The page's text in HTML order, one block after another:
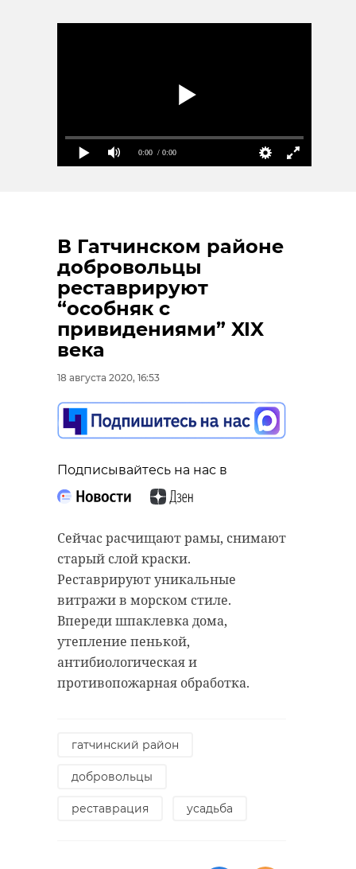
0:00 / 0:00
В Гатчинском районе
добровольцы
реставрируют
“особняк с
привидениями” XIX
века
18 августа 2020, 16:53
Подписывайтесь на нас в
Сейчас расчищают рамы, снимают
старый слой краски.
Реставрируют уникальные
витражи в морском стиле.
Впереди шпаклевка дома,
утепление пенькой,
антибиологическая и
противопожарная обработка.
гатчинский район
добровольцы
реставрация усадьба